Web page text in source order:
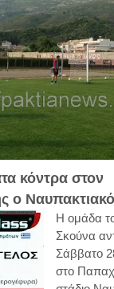
κόντρα στον
ο
Η ομάδα
Σκούνα
Σάββατο
στο